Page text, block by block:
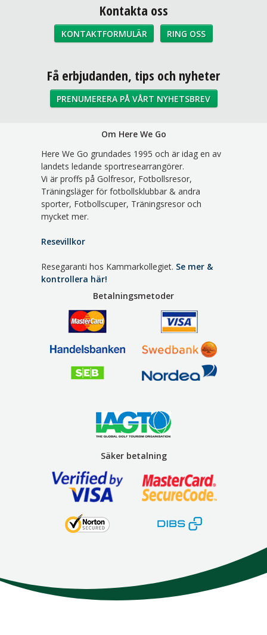
Kontakta oss
KONTAKTFORMULÄR RING OSS
Sociala medier
Få erbjudanden, tips och nyheter
PRENUMERERA PÅ VÅRT NYHETSBREV
Om Here We Go
Here We Go grundades 1995 och är idag en av
landets ledande sportresearrangörer.
Vi är proffs på Golfresor, Fotbollsresor,
Träningsläger för fotbollsklubbar & andra
sporter, Fotbollscuper, Träningsresor och
mycket mer.
Resevillkor
Resegaranti hos Kammarkollegiet. Se mer &
kontrollera här!
Betalningsmetoder
Säker betalning